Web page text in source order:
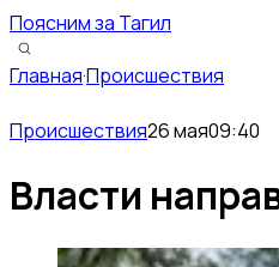
Поясним за Тагил
Главная·Происшествия
Происшествия26 мая09:40
Власти